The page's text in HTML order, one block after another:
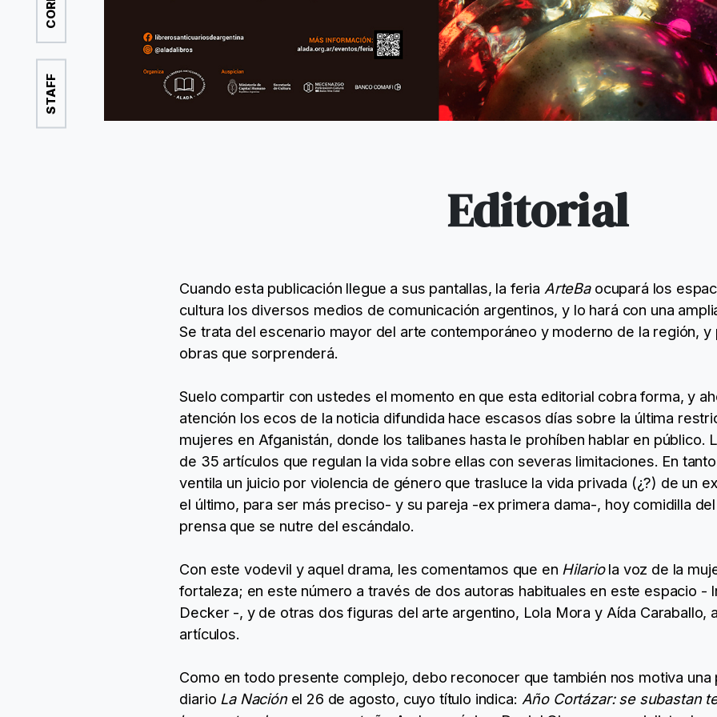
STAFF
Editorial
Cuando esta publicación llegue a sus pantallas, la feria ArteBa ocupará los
cultura los diversos medios de comunicación argentinos, y lo hará con una
Se trata del escenario mayor del arte contemporáneo y moderno de la región,
obras que sorprenderá.
Suelo compartir con ustedes el momento en que esta editorial cobra forma, y
atención los ecos de la noticia difundida hace escasos días sobre la última
mujeres en Afganistán, donde los talibanes hasta le prohíben hablar en público.
de 35 artículos que regulan la vida sobre ellas con severas limitaciones. En
ventila un juicio por violencia de género que trasluce la vida privada (¿?) de un
el último, para ser más preciso- y su pareja -ex primera dama-, hoy comidilla
prensa que se nutre del escándalo.
Con este vodevil y aquel drama, les comentamos que en Hilariola voz de la
fortaleza; en este número a través de dos autoras habituales en este espacio -
Decker -, y de otras dos figuras del arte argentino, Lola Mora y Aída Caraballo,
artículos.
Como en todo presente complejo, debo reconocer que también nos motiva una
diario La Naciónel 26 de agosto, cuyo título indica: Año Cortázar: se subastan